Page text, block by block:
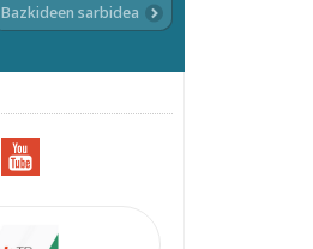
Bazkideen sarbidea